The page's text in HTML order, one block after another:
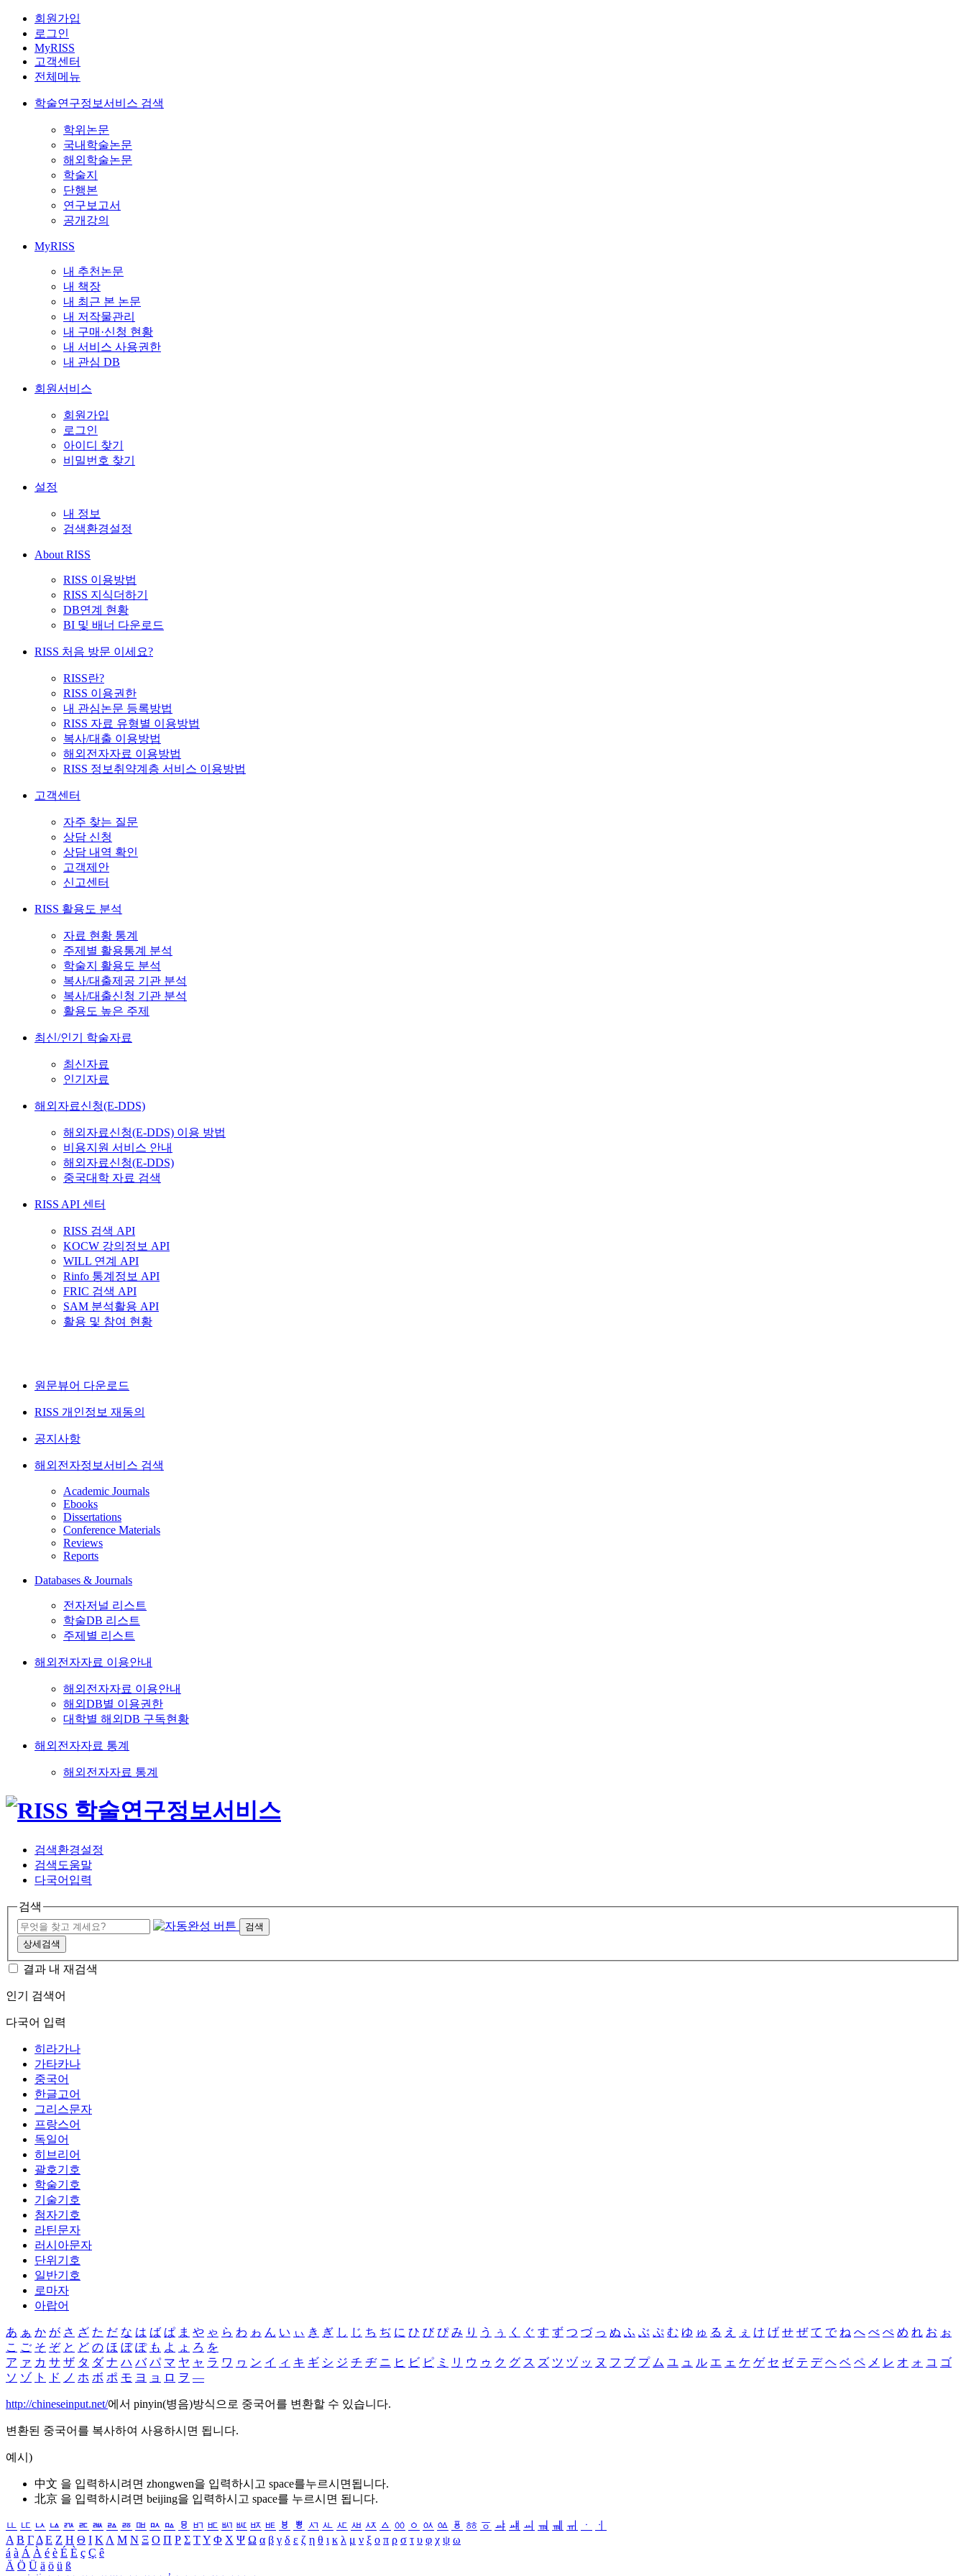
회원가입
로그인
MyRISS
고객센터
전체메뉴
학술연구정보서비스 검색
학위논문
국내학술논문
해외학술논문
학술지
단행본
연구보고서
공개강의
MyRISS
내 추천논문
내 책장
내 최근 본 논문
내 저작물관리
내 구매·신청 현황
내 서비스 사용권한
내 관심 DB
회원서비스
회원가입
로그인
아이디 찾기
비밀번호 찾기
설정
내 정보
검색환경설정
About RISS
RISS 이용방법
RISS 지식더하기
DB연계 현황
BI 및 배너 다운로드
RISS 처음 방문 이세요?
RISS란?
RISS 이용권한
내 관심논문 등록방법
RISS 자료 유형별 이용방법
복사/대출 이용방법
해외전자자료 이용방법
RISS 정보취약계층 서비스 이용방법
고객센터
자주 찾는 질문
상담 신청
상담 내역 확인
고객제안
신고센터
RISS 활용도 분석
자료 현황 통계
주제별 활용통계 분석
학술지 활용도 분석
복사/대출제공 기관 분석
복사/대출신청 기관 분석
활용도 높은 주제
최신/인기 학술자료
최신자료
인기자료
해외자료신청(E-DDS)
해외자료신청(E-DDS) 이용 방법
비용지원 서비스 안내
해외자료신청(E-DDS)
중국대학 자료 검색
RISS API 센터
RISS 검색 API
KOCW 강의정보 API
WILL 연계 API
Rinfo 통계정보 API
FRIC 검색 API
SAM 분석활용 API
활용 및 참여 현황
원문뷰어 다운로드
RISS 개인정보 재동의
공지사항
해외전자정보서비스 검색
Academic Journals
Ebooks
Dissertations
Conference Materials
Reviews
Reports
Databases & Journals
전자저널 리스트
학술DB 리스트
주제별 리스트
해외전자자료 이용안내
해외전자자료 이용안내
해외DB별 이용권한
대학별 해외DB 구독현황
해외전자자료 통계
해외전자자료 통계
검색환경설정
검색도움말
다국어입력
검색
검색
상세검색
결과 내 재검색
인기 검색어
다국어 입력
히라가나
가타카나
중국어
한글고어
그리스문자
프랑스어
독일어
히브리어
괄호기호
학술기호
기술기호
첨자기호
라틴문자
러시아문자
단위기호
일반기호
로마자
아랍어
あ ぁ か が さ ざ た だ な は ば ぱ ま や ゃ ら わ ゎ ん い ぃ き ぎ し じ ち ぢ に ひ び ぴ み り う ぅ く ぐ す ず つ づ っ ぬ ふ ぶ ぷ む ゆ ゅ る え ぇ け げ せ ぜ て で ね へ べ ぺ め れ お ぉ
こ ご そ ぞ と ど の ほ ぼ ぽ も よ ょ ろ を
ア ァ カ サ ザ タ ダ ナ ハ バ パ マ ヤ ャ ラ ワ ヮ ン イ ィ キ ギ シ ジ チ ヂ ニ ヒ ビ ピ ミ リ ウ ゥ ク グ ス ズ ツ ヅ ッ ヌ フ ブ プ ム ユ ュ ル エ ェ ケ ゲ セ ゼ テ デ ヘ ベ ペ メ レ オ ォ コ ゴ
ソ ゾ ト ド ノ ホ ボ ポ モ ヨ ョ ロ ヲ ―
http://chineseinput.net/에서 pinyin(병음)방식으로 중국어를 변환할 수 있습니다.
변환된 중국어를 복사하여 사용하시면 됩니다.
예시)
中文 을 입력하시려면 zhongwen을 입력하시고 space를누르시면됩니다.
北京 을 입력하시려면 beijing을 입력하시고 space를 누르시면 됩니다.
ㅥ ㅦ ㅧ ㅨ ㅩ ㅪ ㅫ ㅬ ㅭ ㅮ ㅯ ㅰ ㅱ ㅲ ㅳ ㅴ ㅵ ㅶ ㅷ ㅸ ㅹ ㅺ ㅻ ㅼ ㅽ ㅾ ㅿ ㆀ ㆁ ㆂ ㆃ ㆄ ㆅ ㆆ ㆇ ㆈ ㆉ ㆊ ㆋ ㆌ ㆍ
ㆎ
Α Β ΓΔ Ε Ζ Η Θ Ι ΚΛ Μ Ν Ξ Ο Π Ρ Σ ΤΥ Φ Χ Ψ Ω α β γ δ ε ζ η θ ι κ λ μ ν ξ ο π ρ σ τ υ φ χ ψ ω
á à Á À é è É È ç Ç ê
Ä Ö Ü ä ö ü ß